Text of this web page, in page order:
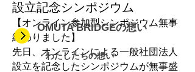
設立記念シンポジウム
【オンライン参加型シンポジウム無事
終わりました】
先日、オンラインによる一般社団法人
設立を記念したシンポジウムが無事盛
OMUTA BRIDGEの想い
・わたしたちの想い